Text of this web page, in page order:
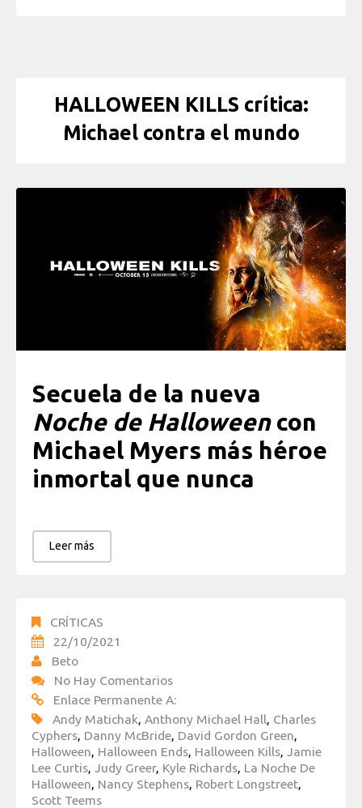
HALLOWEEN KILLS crítica:
Michael contra el mundo
Secuela de la nueva
Noche de Halloweencon
Michael Myers más héroe
inmortal que nunca
Leer más
CRÍTICAS
22/10/2021
Beto
No Hay Comentarios
Enlace Permanente A:
Andy Matichak Anthony Michael Hall Charles
Cyphers Danny McBride David Gordon Green
Halloween Halloween Ends Halloween Kills
Jamie
Lee Curtis
Judy Greer, Kyle Richards La Noche De
Halloween Nancy Stephens Robert Longstreet
Scott Teems